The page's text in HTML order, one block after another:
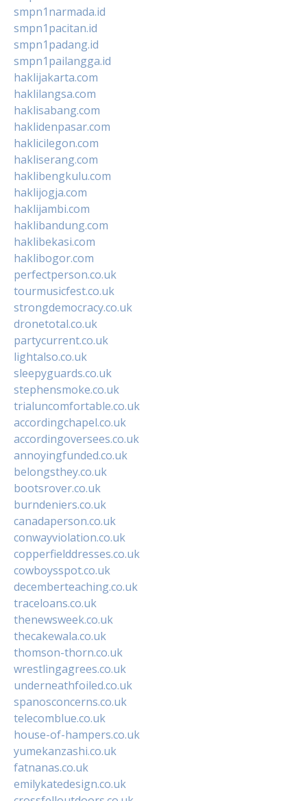
smpn1narmada.id
smpn1pacitan.id
smpn1padang.id
smpn1pailangga.id
haklijakarta.com
haklilangsa.com
haklisabang.com
haklidenpasar.com
haklicilegon.com
hakliserang.com
haklibengkulu.com
haklijogja.com
haklijambi.com
haklibandung.com
haklibekasi.com
haklibogor.com
perfectperson.co.uk
tourmusicfest.co.uk
strongdemocracy.co.uk
dronetotal.co.uk
partycurrent.co.uk
lightalso.co.uk
sleepyguards.co.uk
stephensmoke.co.uk
trialuncomfortable.co.uk
accordingchapel.co.uk
accordingoversees.co.uk
annoyingfunded.co.uk
belongsthey.co.uk
bootsrover.co.uk
burndeniers.co.uk
canadaperson.co.uk
conwayviolation.co.uk
copperfielddresses.co.uk
cowboysspot.co.uk
decemberteaching.co.uk
traceloans.co.uk
thenewsweek.co.uk
thecakewala.co.uk
thomson-thorn.co.uk
wrestlingagrees.co.uk
underneathfoiled.co.uk
spanosconcerns.co.uk
telecomblue.co.uk
house-of-hampers.co.uk
yumekanzashi.co.uk
fatnanas.co.uk
emilykatedesign.co.uk